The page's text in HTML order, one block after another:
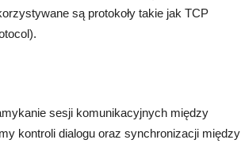
są protokoły takie jak TCP
sesji komunikacyjnych między
kontroli dialogu oraz synchronizacji między